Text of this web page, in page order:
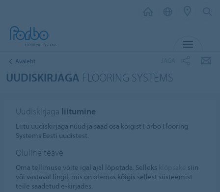
Avaleht
UUDISKIRJAGA FLOORING SYSTEMS
Uudiskirjaga liitumine
Liitu uudiskirjaga nüüd ja saad osa kõigist Forbo Flooring
Systems Eesti uudistest.
Oluline teave
Oma tellimuse võite igal ajal lõpetada. Selleks
siin
või vastaval lingil, mis on olemas kõigis sellest süsteemist
teile saadetud e-kirjades.